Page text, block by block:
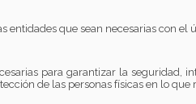
entidades que sean necesarias con
para garantizar la seguridad,
de las personas físicas en lo